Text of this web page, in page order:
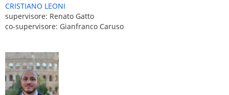
CRISTIANO LEONI
supervisore: Renato Gatto
co-supervisore: Gianfranco Caruso